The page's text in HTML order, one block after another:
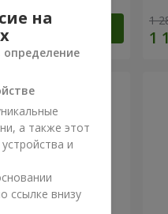
1
на
а также этот
и
ссылке внизу